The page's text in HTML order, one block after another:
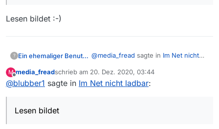
Lesen bildet :-)
? Ein ehemaliger Benutzer @media_fread sagte in Im Net nicht
@blubber1sagte in
M
Offline
media_freadschrieb am 20. Dez. 2020, 03:44
zuletzt editiert von
@blubber1 sagte in Im Net nicht ladbar:
Lesen bildet